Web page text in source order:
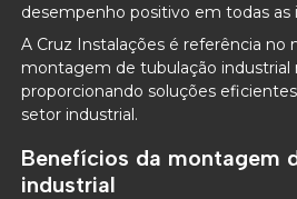
desempenho positivo em todas as
A Cruz Instalações é referência no
montagem de tubulação industrial
proporcionando soluções
setor industrial.
Benefícios da montagem
industrial